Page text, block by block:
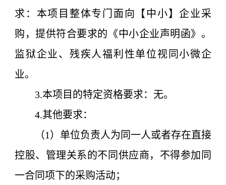
求： 本项目整体专门面向【中小】企业采
购，提供符合要求的《中小企业声明函》。
监狱企业、残疾人福利性单位视同小微企
业。
3.本项目的特定资格要求：无。
4.其他要求：
（1）单位负责人为同一人或者存在直接
控股、管理关系的不同供应商，不得参加同
一合同项下的采购活动；